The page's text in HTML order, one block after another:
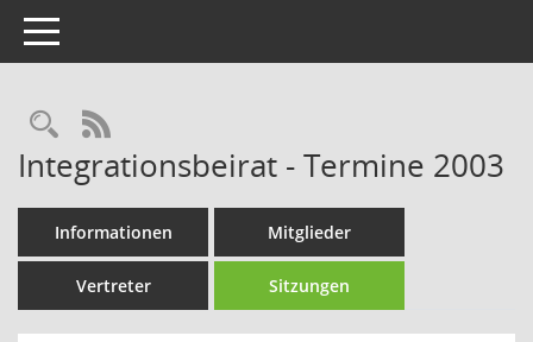
Toggle navigation
Rechercheauswahl
RSS-Feed
Integrationsbeirat - Termine 2003
Informationen Mitglieder
Vertreter Sitzungen